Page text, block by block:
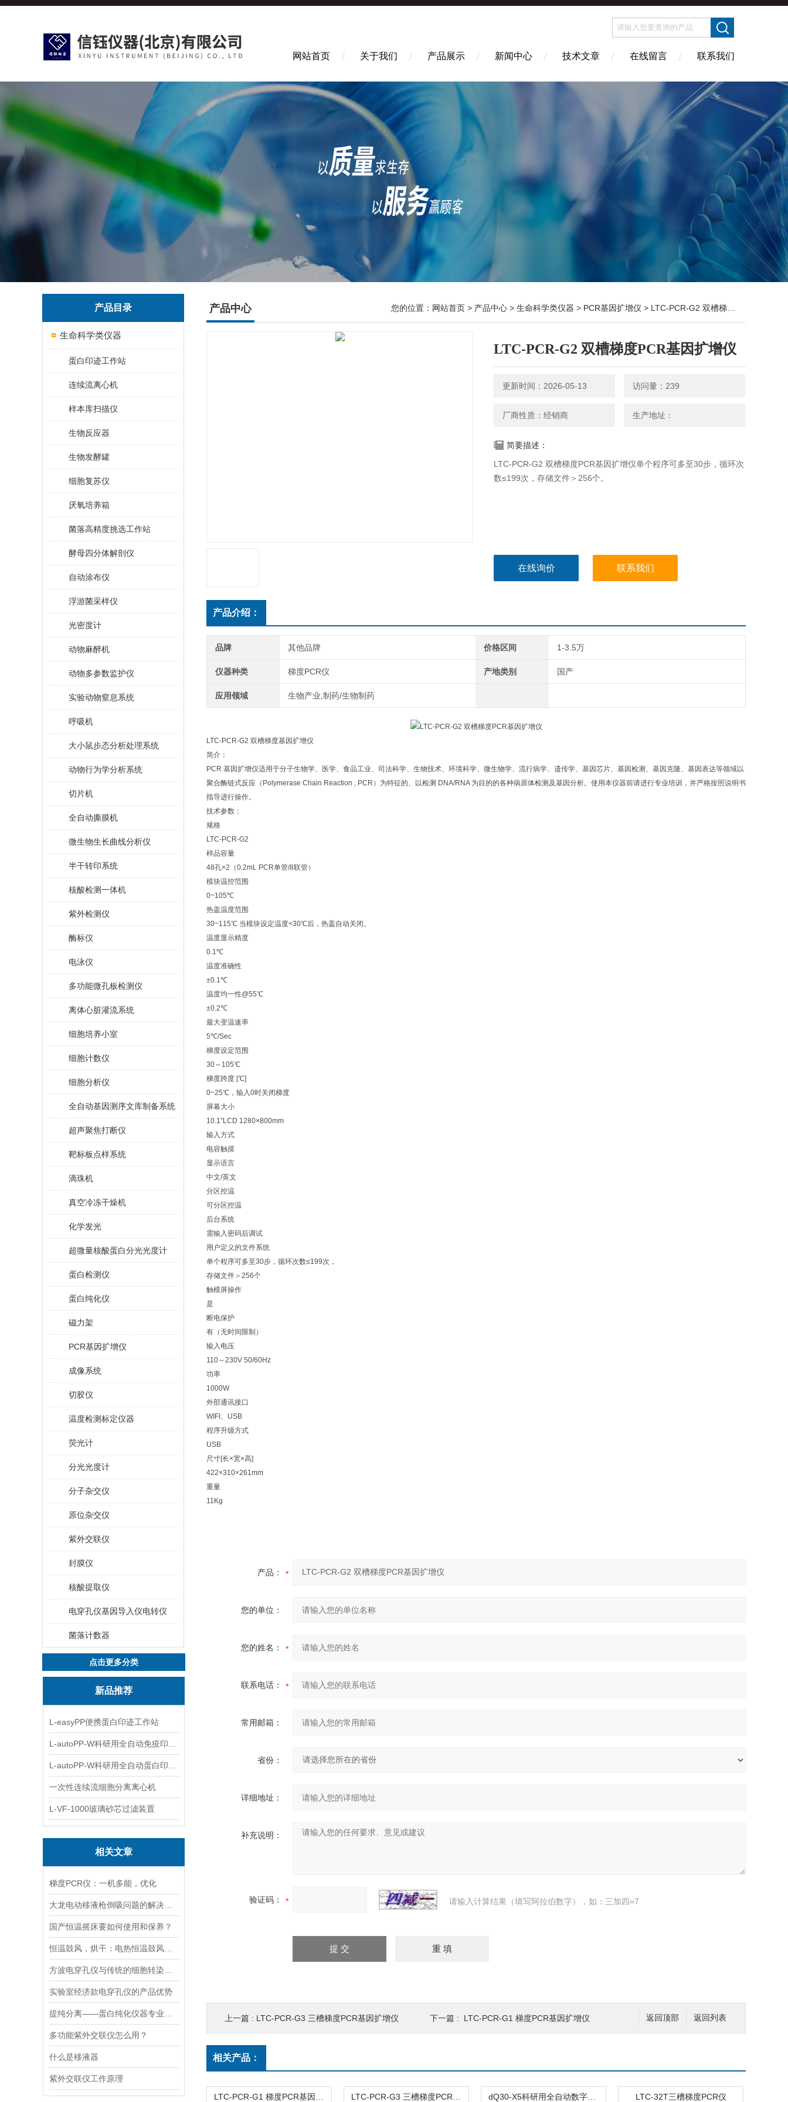
网站首页 关于我们 产品展示 新闻中心 技术文章 在线留言 联系我们
产品目录
生命科学类仪器
蛋白印迹工作站
连续流离心机
样本库扫描仪
生物反应器
生物发酵罐
细胞复苏仪
厌氧培养箱
菌落高精度挑选工作站
酵母四分体解剖仪
自动涂布仪
浮游菌采样仪
光密度计
动物麻醉机
动物多参数监护仪
实验动物窒息系统
呼吸机
大小鼠步态分析处理系统
动物行为学分析系统
切片机
全自动撕膜机
微生物生长曲线分析仪
半干转印系统
核酸检测一体机
紫外检测仪
酶标仪
电泳仪
多功能微孔板检测仪
离体心脏灌流系统
细胞培养小室
细胞计数仪
细胞分析仪
全自动基因测序文库制备系统
超声聚焦打断仪
靶标板点样系统
滴珠机
真空冷冻干燥机
化学发光
超微量核酸蛋白分光光度计
蛋白检测仪
蛋白纯化仪
磁力架
PCR基因扩增仪
成像系统
切胶仪
温度检测标定仪器
荧光计
分光光度计
分子杂交仪
原位杂交仪
紫外交联仪
封膜仪
核酸提取仪
电穿孔仪基因导入仪电转仪
菌落计数器
点击更多分类
新品推荐
L-easyPP便携蛋白印迹工作站
一次性连续流细胞分离离心机
L-VF-1000玻璃砂芯过滤装置
相关文章
梯度PCR仪：一机多能，优化
国产恒温摇床要如何使用和保养？
实验室经济款电穿孔仪的产品优势
多功能紫外交联仪怎么用？
什么是移液器
紫外交联仪工作原理
产品中心 您的位置： 网站首页 > 产品中心 > 生命科学类仪器 > PCR基因扩增仪 > LTC-PCR-G2 双槽梯度PCR基因扩增仪
LTC-PCR-G2 双槽梯度PCR基因扩增仪
更新时间：2026-05-13 访问量：239
厂商性质：经销商 生产地址：
简要描述：
LTC-PCR-G2 双槽梯度PCR基因扩增仪单个程序可多至30步，循环次
数≤199次，存储文件＞256个。
在线询价 联系我们
产品介绍：
品牌 其他品牌 价格区间 1-3.5万
仪器种类 梯度PCR仪 产地类别 国产
应用领域 生物产业,制药/生物制药
LTC-PCR-G2 双槽梯度基因扩增仪
简介：
PCR 基因扩增仪适用于分子生物学、医学、食品工业、司法科学、生物技术、环境科学、微生物学、流行病学、遗传学、基因芯片、基因检测、基因克隆、基因表达等领域以
聚合酶链式反应（Polymerase Chain Reaction , PCR）为特征的、以检测 DNA/RNA 为目的的各种病原体检测及基因分析。使用本仪器前请进行专业培训，并严格按照说明书
指导进行操作。
技术参数：
规格
LTC-PCR-G2
样品容量
48孔×2（0.2mL PCR单管/8联管）
模块温控范围
0~105℃
热盖温度范围
30~115℃ 当模块设定温度<30℃后，热盖自动关闭。
温度显示精度
0.1℃
温度准确性
±0.1℃
温度均一性@55℃
±0.2℃
最大变温速率
5℃/Sec
梯度设定范围
30～105℃
梯度跨度 [℃]
0~25℃，输入0时关闭梯度
屏幕大小
10.1″LCD 1280×800mm
输入方式
电容触摸
显示语言
中文/英文
分区控温
可分区控温
后台系统
需输入密码后调试
用户定义的文件系统
单个程序可多至30步，循环次数≤199次，
存储文件＞256个
触模屏操作
是
断电保护
有（无时间限制）
输入电压
110～230V 50/60Hz
功率
1000W
外部通讯接口
WIFI、USB
程序升级方式
USB
尺寸[长×宽×高]
422×310×261mm
重量
11Kg
产品：
您的单位：
您的姓名：
联系电话：
常用邮箱：
省份：
详细地址：
补充说明：
验证码： 请输入计算结果（填写阿拉伯数字），如：三加四=7
返回列表
返回顶部
上一篇 : LTC-PCR-G3 三槽梯度PCR基因扩增仪 下一篇 : LTC-PCR-G1 梯度PCR基因扩增仪
相关产品：
LTC-32T三槽梯度PCR仪